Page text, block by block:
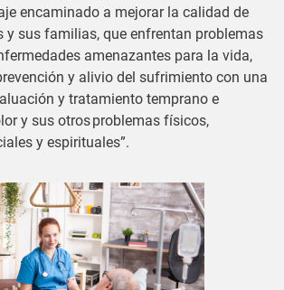
encaminado a mejorar la calidad de
y sus familias, que enfrentan problemas
amenazantes para la vida,
y alivio del sufrimiento con una
y tratamiento temprano e
y sus otros problemas físicos,
y espirituales”.